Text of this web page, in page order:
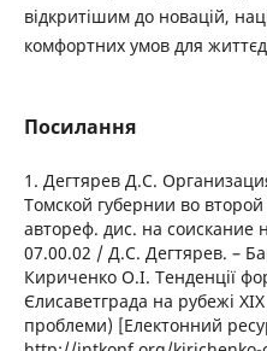
відкритішим до новацій,
комфортних умов для
Посилання
1. Дегтярев Д.С.
Томской губернии во
автореф. дис. на соискание
07.00.02 / Д.С. Дегтярев. –
Кириченко О.І. Тенденції
Єлисаветграда на рубежі
проблеми) [Електонний